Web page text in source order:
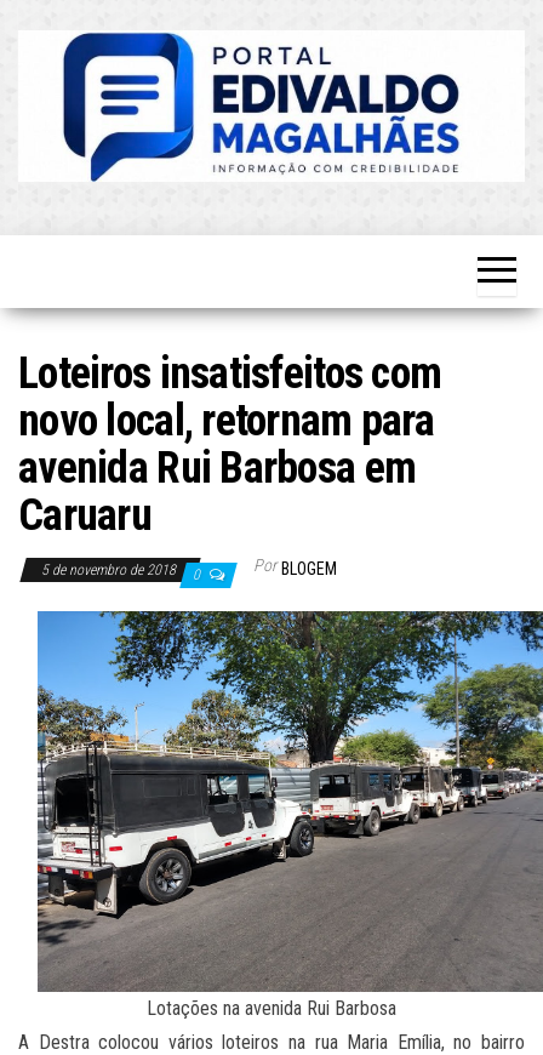
Atualizado!
Loteiros insatisfeitos com
novo local, retornam para
avenida Rui Barbosa em
Caruaru
5 de novembro de 2018 0 Por BLOGEM
Lotações na avenida Rui Barbosa
A Destra colocou vários loteiros na rua Maria Emília, no bairro